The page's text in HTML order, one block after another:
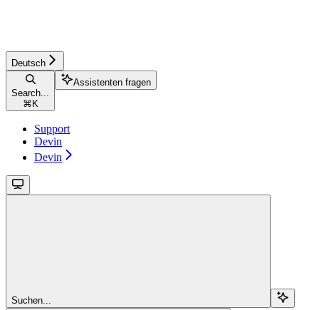
Deutsch
Search...
⌘ K
Assistenten fragen
Support
Devin
Devin
Suchen...